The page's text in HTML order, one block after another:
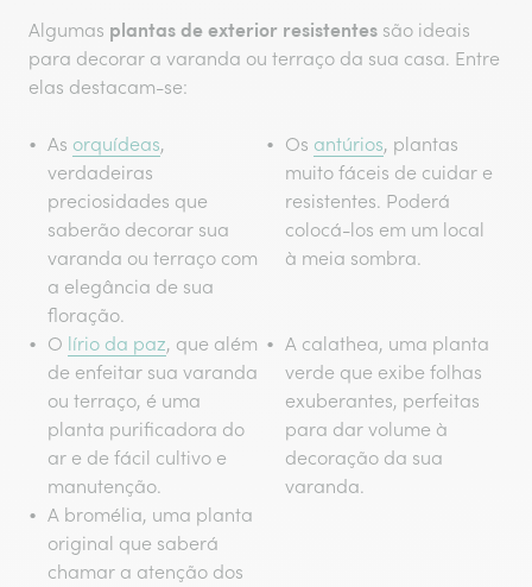
Algumas plantas de exterior resistentes são ideais
para decorar a varanda ou terraço da sua casa. Entre
elas destacam-se:
As orquídeas,
verdadeiras
preciosidades que
saberão decorar sua
varanda ou terraço com
a elegância de sua
floração.
Os antúrios, plantas
muito fáceis de cuidar e
resistentes. Poderá
colocá-los em um local
à meia sombra.
O lírio da paz, que além
de enfeitar sua varanda
ou terraço, é uma
planta purificadora do
ar e de fácil cultivo e
manutenção.
A calathea, uma planta
verde que exibe folhas
exuberantes, perfeitas
para dar volume à
decoração da sua
varanda.
A bromélia, uma planta
original que saberá
chamar a atenção dos